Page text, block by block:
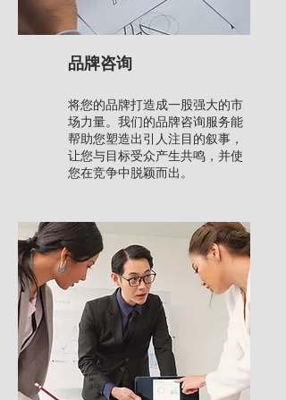
品牌咨询
将您的品牌打造成一股强大的市
场力量。我们的品牌咨询服务能
帮助您塑造出引人注目的叙事，
让您与目标受众产生共鸣，并使
您在竞争中脱颖而出。